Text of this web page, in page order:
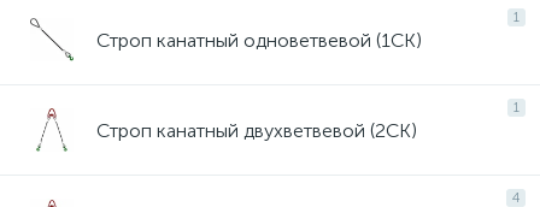
1
Строп канатный одноветвевой (1СК)
1
Строп канатный двухветвевой (2СК)
4